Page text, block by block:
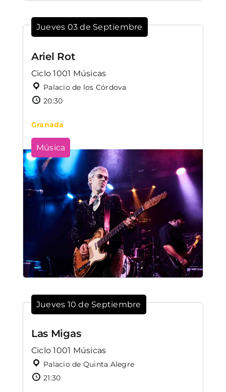
Jueves 03 de Septiembre
Ariel Rot
Ciclo 1001 Músicas
Palacio de los Córdova
20:30
Granada
Música
Jueves 10 de Septiembre
Las Migas
Ciclo 1001 Músicas
Palacio de Quinta Alegre
21:30